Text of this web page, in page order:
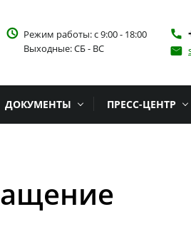
access_time Режим работы: с 9:00 - 18:00
Выходные: СБ - ВС
phone
email
ДОКУМЕНТЫ ПРЕСС-ЦЕНТР